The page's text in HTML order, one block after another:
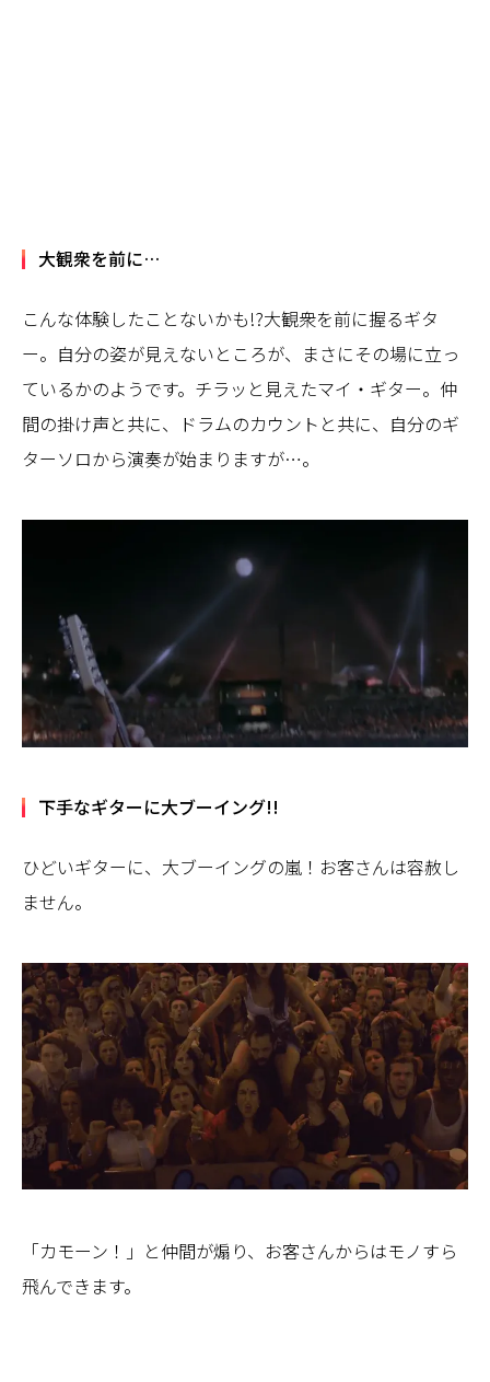
大観衆を前に…
こんな体験したことないかも!?大観衆を前に握るギタ
ー。自分の姿が見えないところが、まさにその場に立っ
ているかのようです。チラッと見えたマイ・ギター。仲
間の掛け声と共に、ドラムのカウントと共に、自分のギ
ターソロから演奏が始まりますが…。
下手なギターに大ブーイング!!
ひどいギターに、大ブーイングの嵐！お客さんは容赦し
ません。
「カモーン！」と仲間が煽り、お客さんからはモノすら
飛んできます。